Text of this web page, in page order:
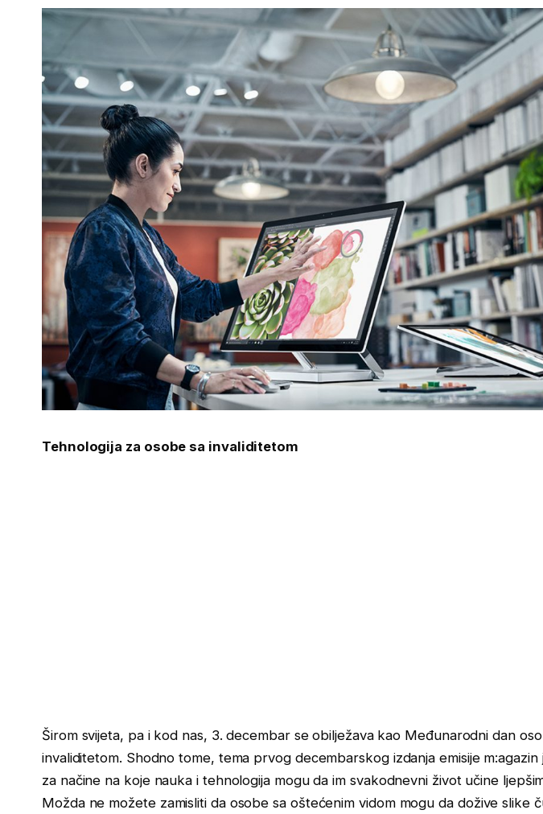
Tehnologija za osobe sa invaliditetom
Širom svijeta, pa i kod nas, 3. decembar se obilježava kao Međunarodni dan
invaliditetom. Shodno tome, tema prvog decembarskog izdanja emisije
za načine na koje nauka i tehnologija mogu da im svakodnevni život učine
Možda ne možete zamisliti da osobe sa oštećenim vidom mogu da dožive slike